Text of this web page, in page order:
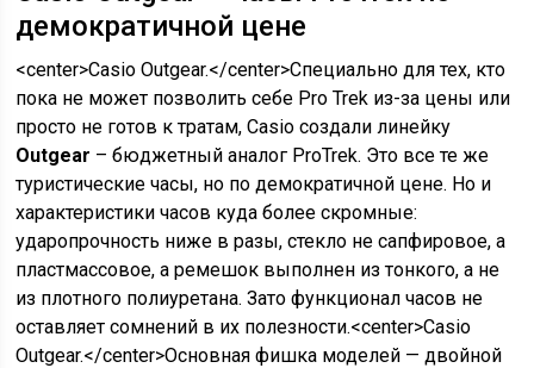
демократичной цене
<center>Casio Outgear.</center>Специально для тех, кто
пока не может позволить себе Pro Trek из-за цены или
просто не готов к тратам, Casio создали линейку
Outgear – бюджетный аналог ProTrek. Это все те же
туристические часы, но по демократичной цене. Но и
характеристики часов куда более скромные:
ударопрочность ниже в разы, стекло не сапфировое, а
пластмассовое, а ремешок выполнен из тонкого, а не
из плотного полиуретана. Зато функционал часов не
оставляет сомнений в их полезности.<center>Casio
Outgear.</center>Основная фишка моделей — двойной